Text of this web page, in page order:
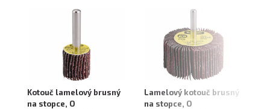
Kotouč lamelový brusný
na stopce, O
Lamelový kotouč brusný
na stopce, O